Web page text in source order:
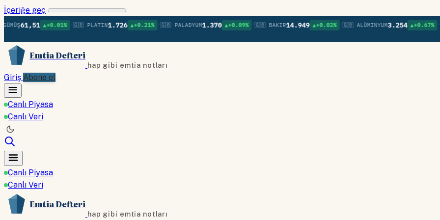
İçeriğe geç
61,51 ▲+0.01% •🇬🇧 PLATIN1.726 ▲+0.21% •🇬🇧 PALADYUM1.370 ▲+0.09% •🇬🇧 BAKIR 14.949 ▲+0.02% •🇬🇧 ALÜMINYUM3.254 ▲+0.67% •🇬🇧
Emtia Defteri
hap gibi emtia notları
Giriş Abone ol
Canlı Piyasa
Canlı Veri
Canlı Piyasa
Canlı Veri
Emtia Defteri
hap gibi emtia notları